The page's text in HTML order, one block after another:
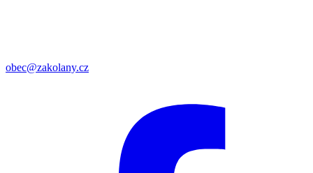
obec@zakolany.cz